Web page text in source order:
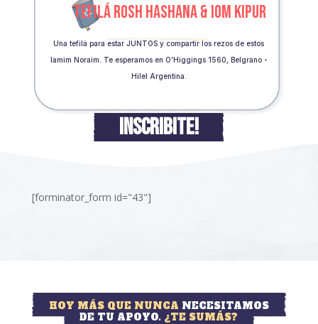
TEFILÁ ROSH HASHANA & IOM KIPUR
Una tefilá para estar JUNTOS y compartir los rezos de estos
Iamim Noraim. Te esperamos en O’Higgings 1560, Belgrano -
Hilel Argentina.
INSCRIBITE!
[forminator_form id="43"]
HOY MÁS QUE NUNCA NECESITAMOS
DE TU APOYO. ¿TE SUMÁS?